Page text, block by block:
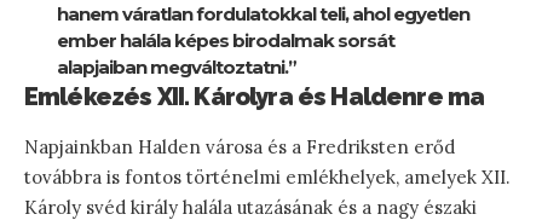
hanem váratlan fordulatokkal teli, ahol egyetlen
ember halála képes birodalmak sorsát
alapjaiban megváltoztatni.”
Emlékezés XII. Károlyra és Haldenre ma
Napjainkban Halden városa és a Fredriksten erőd
továbbra is fontos történelmi emlékhelyek, amelyek XII.
Károly svéd király halála utazásának és a nagy északi